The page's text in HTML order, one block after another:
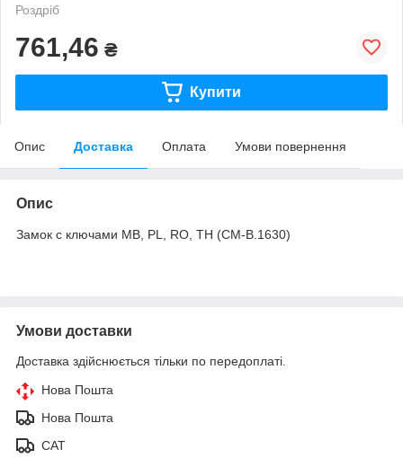
Роздріб
761,46 ₴
Купити
Опис Доставка Оплата Умови повернення
Опис
Замок с ключами MB, PL, RO, TH (CM-B.1630)
Умови доставки
Доставка здійснюється тільки по передоплаті.
Нова Пошта
Нова Пошта
САТ